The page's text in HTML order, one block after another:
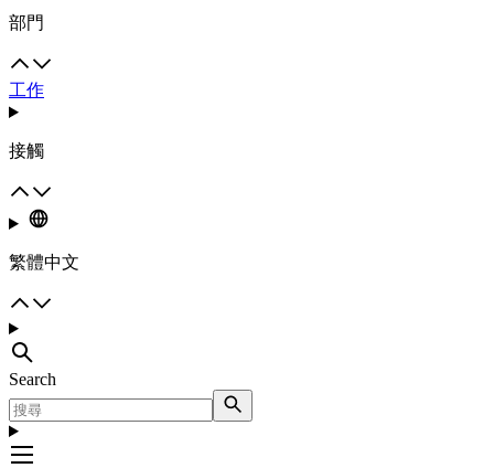
部門
工作
接觸
繁體中文
Search